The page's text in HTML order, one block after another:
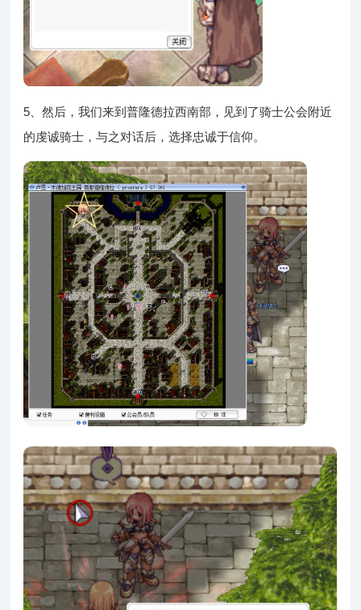
5、然后，我们来到普隆德拉西南部，见到了骑士公会附近
的虔诚骑士，与之对话后，选择忠诚于信仰。